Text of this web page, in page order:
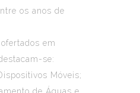
os anos de
em
se:
Móveis;
de Águas e